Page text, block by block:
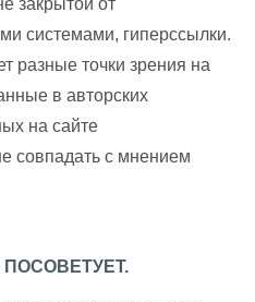
закрытой от
системами, гиперссылки.
разные точки зрения на
в авторских
на сайте
совпадать с мнением